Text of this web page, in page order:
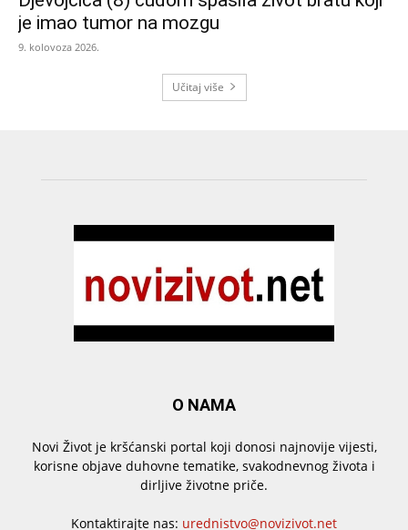
je imao tumor na mozgu
9. kolovoza 2026.
Učitaj više
O NAMA
Novi Život je kršćanski portal koji donosi najnovije vijesti,
korisne objave duhovne tematike, svakodnevnog života i
dirljive životne priče.
Kontaktirajte nas: urednistvo@novizivot.net